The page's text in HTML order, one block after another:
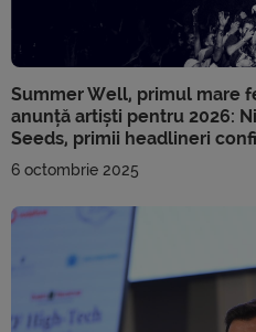
Summer Well, primul mare
anunță artiști pentru 2026:
Seeds, primii headlineri
6 octombrie 2025